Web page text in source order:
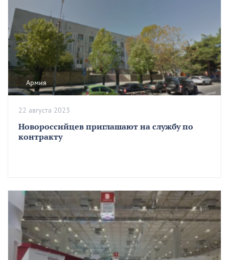
Армия
Новороссийцев приглашают на службу по
контракту
22 августа 2023